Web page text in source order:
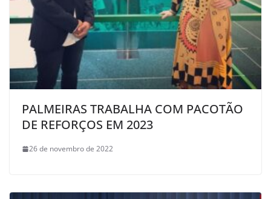
PALMEIRAS TRABALHA COM PACOTÃO
DE REFORÇOS EM 2023
26 de novembro de 2022